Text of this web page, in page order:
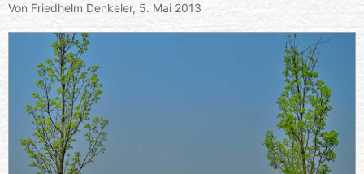
Von Friedhelm Denkeler, 5. Mai 2013